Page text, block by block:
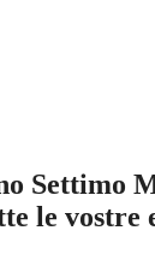
Settimo
le vostre